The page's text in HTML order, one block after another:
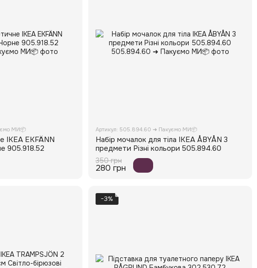
МИ📦
IKEA EKFÄNN
905.918.52
Артикул: 505.894.60 ➜ Пакуємо МИ📦
Набір мочалок для тіла IKEA ÅBYÅN 3
предмети Різні кольори 505.894.60
350 грн
280 грн
−3%